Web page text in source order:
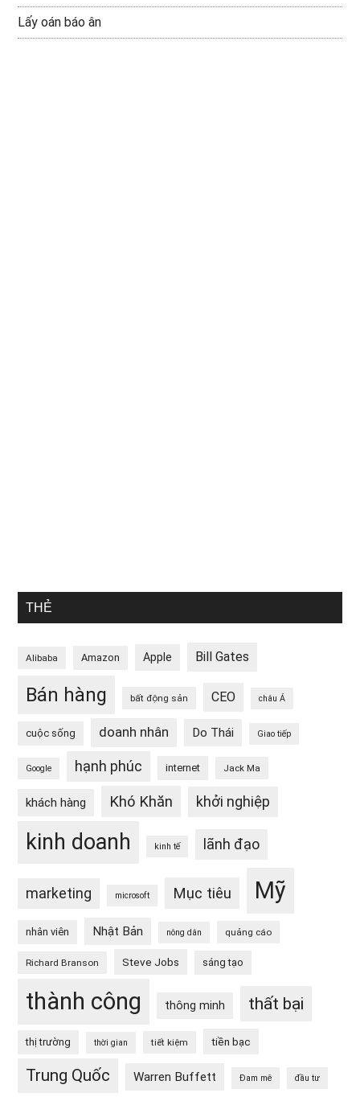
Lấy oán báo ân
THẺ
Alibaba Amazon Apple Bill Gates
Bán hàng bất động sản CEO châu Á
cuộc sống doanh nhân Do Thái Giao tiếp
Google hạnh phúc internet Jack Ma
khách hàng Khó Khăn khởi nghiệp
kinh doanh kinh tế lãnh đạo
marketing microsoft Mục tiêu Mỹ
nhân viên Nhật Bản nông dân quảng cáo
Richard Branson Steve Jobs sáng tạo
thành công thông minh thất bại
thị trường thời gian tiết kiệm tiền bạc
Trung Quốc Warren Buffett Đam mê đầu tư